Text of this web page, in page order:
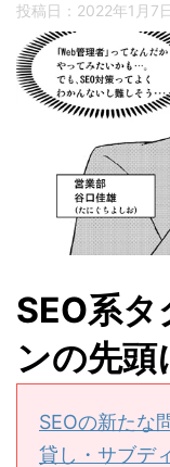
投稿日： 2022年1月7
SEO系
ンの先
SEOの新たな
貸し・サブデ